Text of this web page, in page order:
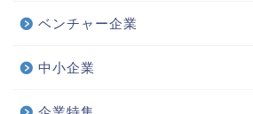
ベンチャー企業
中小企業